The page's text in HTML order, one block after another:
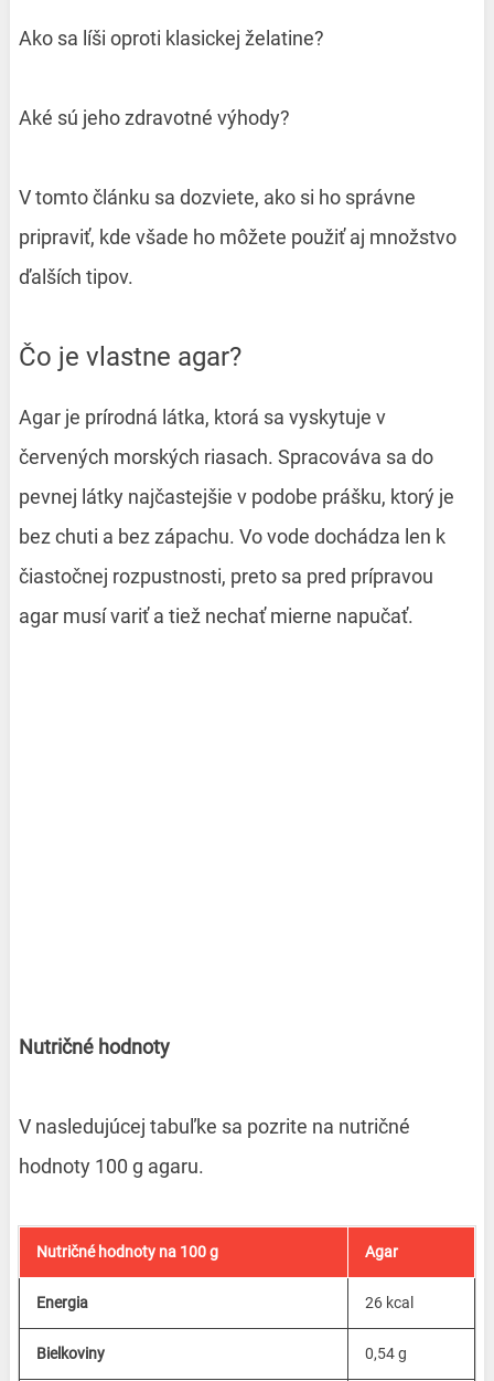
Ako sa líši oproti klasickej želatine?
Aké sú jeho zdravotné výhody?
V tomto článku sa dozviete, ako si ho správne
pripraviť, kde všade ho môžete použiť aj množstvo
ďalších tipov.
Čo je vlastne agar?
Agar je prírodná látka, ktorá sa vyskytuje v
červených morských riasach. Spracováva sa do
pevnej látky najčastejšie v podobe prášku, ktorý je
bez chuti a bez zápachu. Vo vode dochádza len k
čiastočnej rozpustnosti, preto sa pred prípravou
agar musí variť a tiež nechať mierne napučať.
Nutričné hodnoty
V nasledujúcej tabuľke sa pozrite na nutričné
hodnoty 100 g agaru.
Nutričné hodnoty na 100 g Agar
Energia 26 kcal
Bielkoviny 0,54 g